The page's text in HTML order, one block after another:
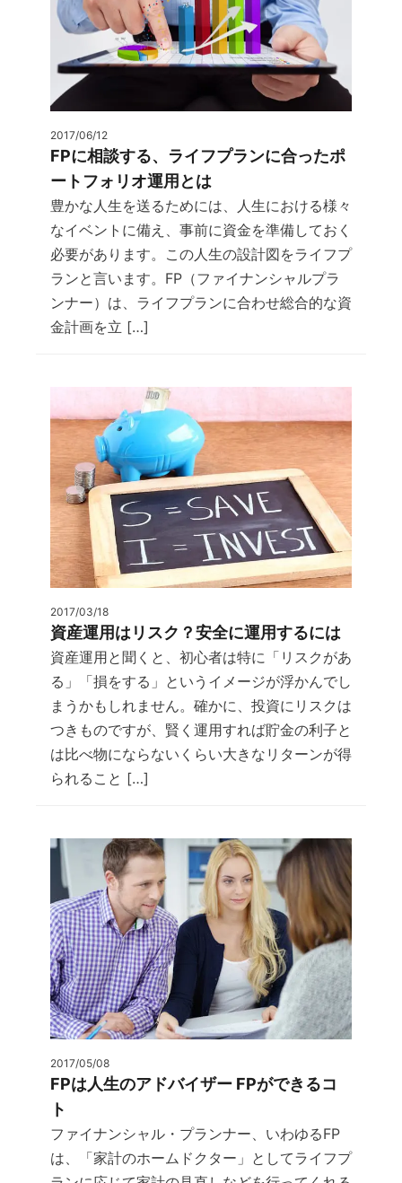
2017/06/12
FPに相談する、ライフプランに合ったポ
ートフォリオ運用とは
豊かな人生を送るためには、人生における様々
なイベントに備え、事前に資金を準備しておく
必要があります。この人生の設計図をライフプ
ランと言います。FP（ファイナンシャルプラ
ンナー）は、ライフプランに合わせ総合的な資
金計画を立 […]
2017/03/18
資産運用はリスク？安全に運用するには
資産運用と聞くと、初心者は特に「リスクがあ
る」「損をする」というイメージが浮かんでし
まうかもしれません。確かに、投資にリスクは
つきものですが、賢く運用すれば貯金の利子と
は比べ物にならないくらい大きなリターンが得
られること […]
2017/05/08
FPは人生のアドバイザー FPができるコ
ト
ファイナンシャル・プランナー、いわゆるFP
は、「家計のホームドクター」としてライフプ